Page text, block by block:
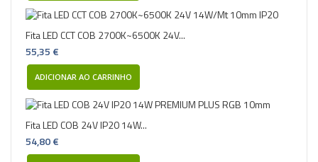
Fita LED CCT COB 2700K~6500K 24V...
55,35 €
ADICIONAR AO CARRINHO
Fita LED COB 24V IP20 14W...
54,80 €